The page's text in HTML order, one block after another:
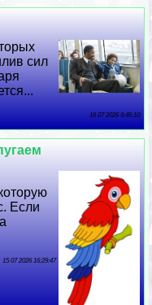
сил
16 07 2026 9:46:10
Если
15 07 2026 16:29:47